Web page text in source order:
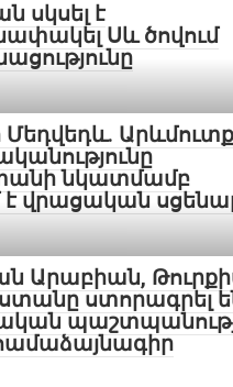
սկսել է
Սև ծովում
նկատմամբ
է վրացական
Արաբիան,
ստորագրել